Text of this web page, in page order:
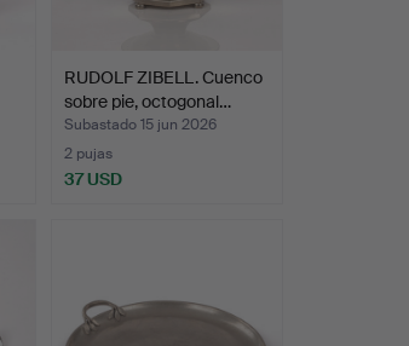
RUDOLF ZIBELL. Cuenco
sobre pie, octogonal…
Subastado 15 jun 2026
2 pujas
37 USD